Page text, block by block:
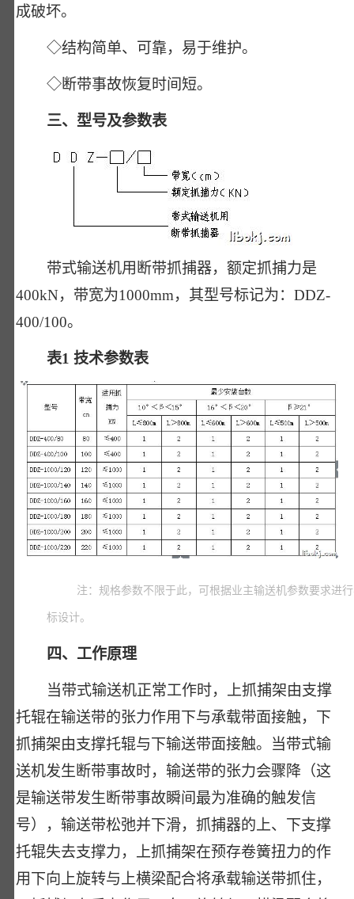
成破坏。
◇结构简单、可靠，易于维护。
◇断带事故恢复时间短。
三、型号及参数表
带式输送机用断带抓捕器，额定抓捕力是
400kN，带宽为1000mm，其型号标记为：DDZ-
400/100。
表1 技术参数表
注：规格参数不限于此，可根据业主输送机参数要求进
标设计。
四、工作原理
当带式输送机正常工作时，上抓捕架由支撑
托辊在输送带的张力作用下与承载带面接触，下
抓捕架由支撑托辊与下输送带面接触。当带式输
送机发生断带事故时，输送带的张力会骤降（这
是输送带发生断带事故瞬间最为准确的触发信
号），输送带松弛并下滑，抓捕器的上、下支撑
托辊失去支撑力，上抓捕架在预存卷簧扭力的作
用下向上旋转与上横梁配合将承载输送带抓住，